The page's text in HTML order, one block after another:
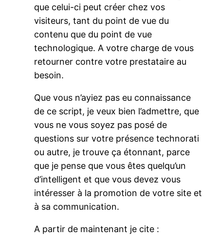
que celui-ci peut créer chez vos
visiteurs, tant du point de vue du
contenu que du point de vue
technologique. A votre charge de vous
retourner contre votre prestataire au
besoin.
Que vous n’ayiez pas eu connaissance
de ce script, je veux bien l’admettre, que
vous ne vous soyez pas posé de
questions sur votre présence technorati
ou autre, je trouve ça étonnant, parce
que je pense que vous êtes quelqu’un
d’intelligent et que vous devez vous
intéresser à la promotion de votre site et
à sa communication.
A partir de maintenant je cite :